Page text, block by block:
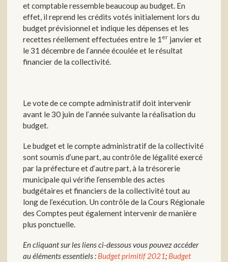
et comptable ressemble beaucoup au budget. En
effet, il reprend les crédits votés initialement lors du
budget prévisionnel et indique les dépenses et les
recettes réellement effectuées entre le 1 erjanvier et
le 31 décembre de l’année écoulée et le résultat
financier de la collectivité.
Le vote de ce compte administratif doit intervenir
avant le 30 juin de l’année suivante la réalisation du
budget.
Le budget et le compte administratif de la collectivité
sont soumis d’une part, au contrôle de légalité exercé
par la préfecture et d’autre part, à la trésorerie
municipale qui vérifie l’ensemble des actes
budgétaires et financiers de la collectivité tout au
long de l’exécution. Un contrôle de la Cours Régionale
des Comptes peut également intervenir de manière
plus ponctuelle.
En cliquant sur les liens ci-dessous vous pouvez accéder
au éléments essentiels : Budget primitif 2021; Budget